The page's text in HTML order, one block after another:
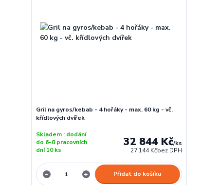
Gril na gyros/kebab - 4 hořáky - max. 60 kg - vč.
křídlových dvířek
32 844 Kč/ks
27 144 Kčbez DPH
Skladem : dodání
do 6-8 pracovních
dní 10 ks
Přidat do košíku